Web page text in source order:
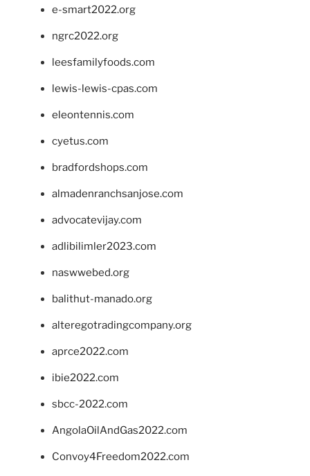
e-smart2022.org
ngrc2022.org
leesfamilyfoods.com
lewis-lewis-cpas.com
eleontennis.com
cyetus.com
bradfordshops.com
almadenranchsanjose.com
advocatevijay.com
adlibilimler2023.com
naswwebed.org
balithut-manado.org
alteregotradingcompany.org
aprce2022.com
ibie2022.com
sbcc-2022.com
AngolaOilAndGas2022.com
Convoy4Freedom2022.com